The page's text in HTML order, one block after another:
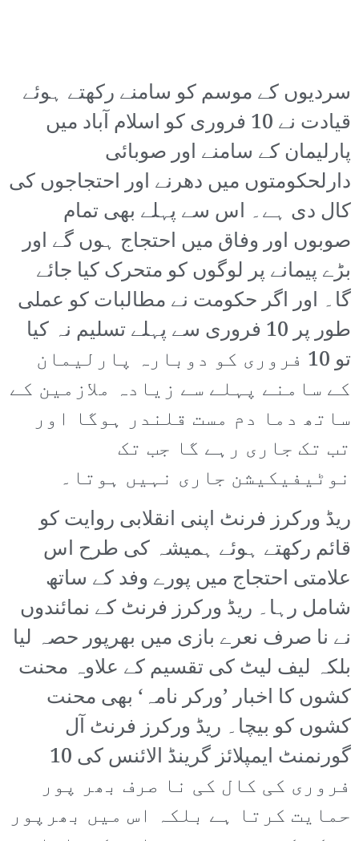
سردیوں کے موسم کو سامنے رکھتے ہوئے
قیادت نے 10 فروری کو اسلام آباد میں
پارلیمان کے سامنے اور صوبائی
دارلحکومتوں میں دھرنے اور احتجاجوں کی
کال دی ہے۔ اس سے پہلے بھی تمام
صوبوں اور وفاق میں احتجاج ہوں گے اور
بڑے پیمانے پر لوگوں کو متحرک کیا جائے
گا۔ اور اگر حکومت نے مطالبات کو عملی
طور پر 10 فروری سے پہلے تسلیم نہ کیا
تو 10 فروری کو دوبارہ پارلیمان
کے سامنے پہلے سے زیادہ ملازمین کے
ساتھ دما دم مست قلندر ہوگا اور
تب تک جاری رہے گا جب تک
نوٹیفیکیشن جاری نہیں ہوتا۔
ریڈ ورکرز فرنٹ اپنی انقلابی روایت کو
قائم رکھتے ہوئے ہمیشہ کی طرح اس
علامتی احتجاج میں پورے وفد کے ساتھ
شامل رہا۔ ریڈ ورکرز فرنٹ کے نمائندوں
نے نا صرف نعرے بازی میں بھرپور حصہ لیا
بلکہ لیف لیٹ کی تقسیم کے علاوہ محنت
کشوں کا اخبار ’ورکر نامہ‘ بھی محنت
کشوں کو بیچا۔ ریڈ ورکرز فرنٹ آل
گورنمنٹ ایمپلائز گرینڈ الائنس کی 10
فروری کی کال کی نا صرف بھر پور
حمایت کرتا ہے بلکہ اس میں بھرپور